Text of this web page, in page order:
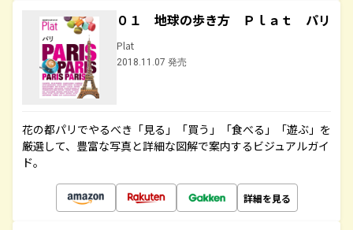
０１ 地球の歩き方 Ｐｌａｔ パリ
Plat
2018.11.07 発売
花の都パリでやるべき「見る」「買う」「食べる」「遊ぶ」を
厳選して、豊富な写真と詳細な図解で案内するビジュアルガイ
ド。
詳細を見る